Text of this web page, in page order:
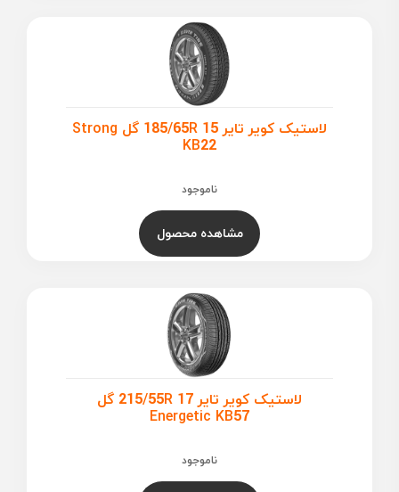
لاستیک کویر تایر 185/65R 15 گل Strong
KB22
ناموجود
مشاهده محصول
لاستیک کویر تایر 215/55R 17 گل
Energetic KB57
ناموجود